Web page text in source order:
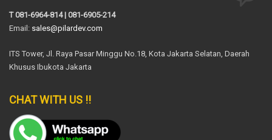
T 081-6964-814 | 081-6905-214
Email: sales@pilardev.com
ITS Tower, Jl. Raya Pasar Minggu No.18, Kota Jakarta Selatan, Daerah
Khusus Ibukota Jakarta
CHAT WITH US !!